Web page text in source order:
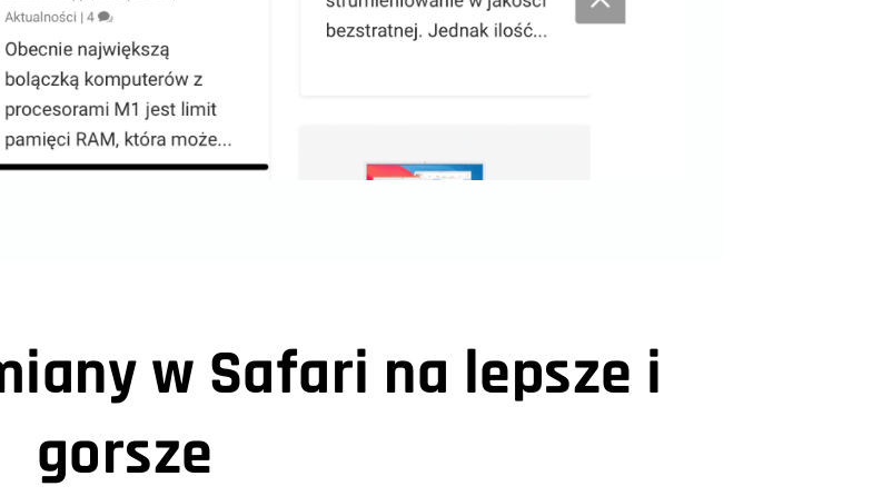
w Safari na lepsze i
gorsze